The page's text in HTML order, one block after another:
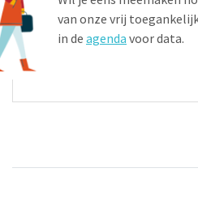
van onze vrij
in de agenda voor data.